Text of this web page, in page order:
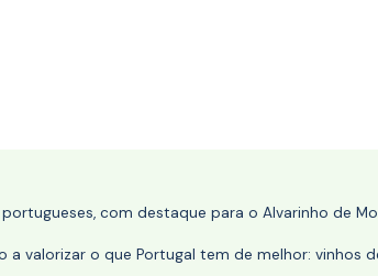
com destaque para o Alvarinho de
valorizar o que Portugal tem de melhor: vinhos